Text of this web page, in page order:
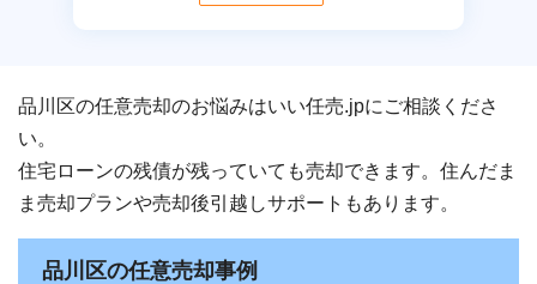
品川区の任意売却のお悩みはいい任売.jpにご相談くださ
い。
住宅ローンの残債が残っていても売却できます。住んだま
ま売却プランや売却後引越しサポートもあります。
品川区の任意売却事例